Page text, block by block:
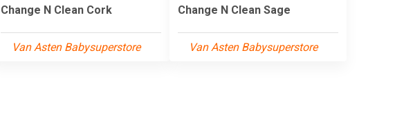
Change N Clean Cork
Van Asten Babysuperstore
Change N Clean Sage
Van Asten Babysuperstore